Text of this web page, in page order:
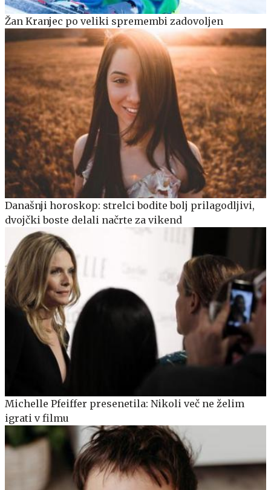
Žan Kranjec po veliki spremembi zadovoljen
Današnji horoskop: strelci bodite bolj prilagodljivi,
dvojčki boste delali načrte za vikend
Michelle Pfeiffer presenetila: Nikoli več ne želim
igrati v filmu